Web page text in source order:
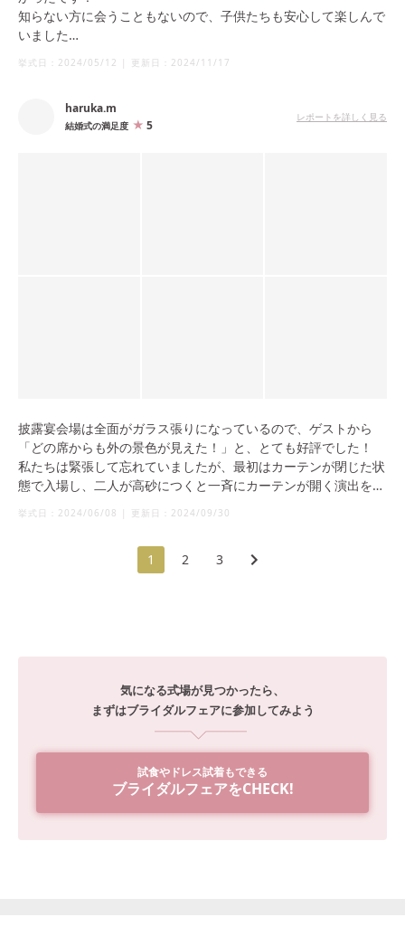
知らない方に会うこともないので、子供たちも安心して楽しんで
いました
とにかく私たちの理想に寄り添ってくれる式場で、装飾やDIYア
くさん協力してくださいました♪
挙式日： 2024/05/12 | 更新日： 2024/11/17
haruka.m
結婚式の満足度 5
レポートを詳しく見る
披露宴会場は全面がガラス張りになっているので、ゲストから
「どの席からも外の景色が見えた！」と、とても好評でした！
私たちは緊張して忘れていましたが、最初はカーテンが閉じた状
態で入場し、二人が高砂につくと一斉にカーテンが開く演出をし
瞬間、ゲストから歓声と拍手が上がっていました！
80名での披露宴でしたが、長卓と円卓を組み合わせて席を配置す
挙式日： 2024/06/08 | 更新日： 2024/09/30
1 2 3
気になる式場が見つかったら、
まずはブライダルフェアに参加してみよう
試食やドレス試着もできる
ブライダルフェアをCHECK!